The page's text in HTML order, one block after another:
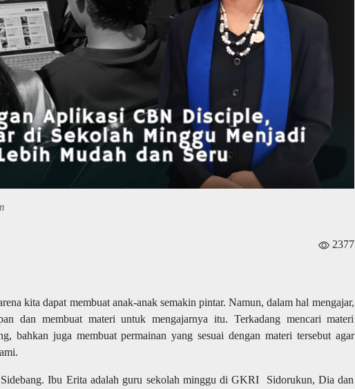
2377
kita dapat membuat anak-anak semakin pintar. Namun, dalam hal mengajar,
dan membuat materi untuk mengajarnya itu. Terkadang mencari materi
bahkan juga membuat permainan yang sesuai dengan materi tersebut agar
Ibu Erita adalah guru sekolah minggu di GKRI Sidorukun, Dia dan